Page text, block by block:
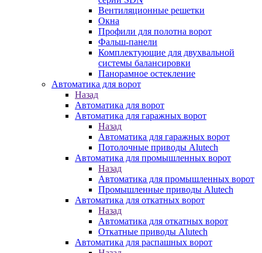
Вентиляционные решетки
Окна
Профили для полотна ворот
Фальш-панели
Комплектующие для двухвальной
системы балансировки
Панорамное остекление
Автоматика для ворот
Назад
Автоматика для ворот
Автоматика для гаражных ворот
Назад
Автоматика для гаражных ворот
Потолочные приводы Alutech
Автоматика для промышленных ворот
Назад
Автоматика для промышленных ворот
Промышленные приводы Alutech
Автоматика для откатных ворот
Назад
Автоматика для откатных ворот
Откатные приводы Alutech
Автоматика для распашных ворот